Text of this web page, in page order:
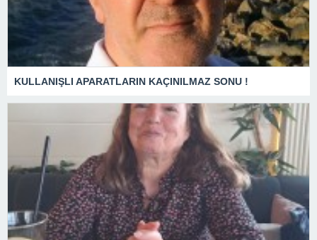
KULLANIŞLI APARATLARIN KAÇINILMAZ SONU !